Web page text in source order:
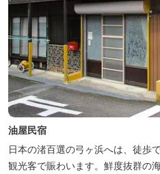
油屋民宿
日本の渚百選の弓ヶ浜へは、徒歩
観光客で賑わいます。鮮度抜群の